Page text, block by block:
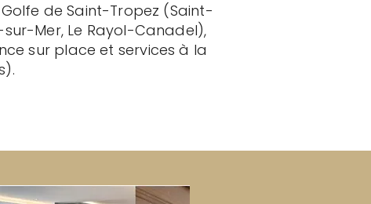
de Saint-Tropez (Saint-
Mer, Le Rayol-Canadel),
sur place et services à la